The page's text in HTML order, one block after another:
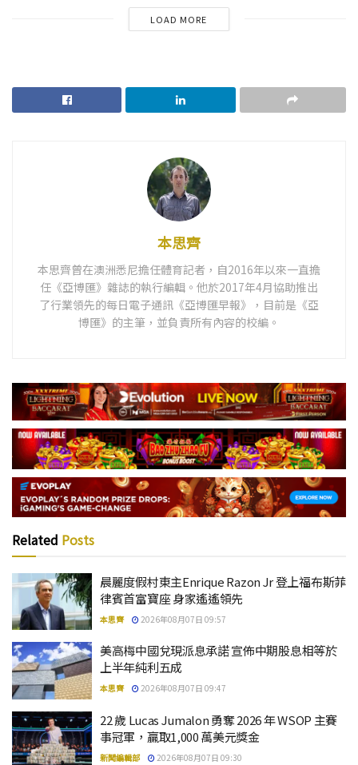
LOAD MORE
本思齊
本思齊曾在澳洲悉尼擔任體育記者，自2016年以來一直擔
任《亞博匯》雜誌的執行編輯。他於2017年4月協助推出
了行業領先的每日電子通訊《亞博匯早報》，目前是《亞
博匯》的主筆，並負責所有內容的校編。
Related Posts
晨麗度假村東主Enrique Razon Jr 登上福布斯菲
律賓首富寶座 身家遙遙領先
本思齊 2026年08月07日 09:57
美高梅中國兌現派息承諾 宣佈中期股息相等於
上半年純利五成
本思齊 2026年08月07日 09:47
22 歲 Lucas Jumalon 勇奪 2026 年 WSOP 主賽
事冠軍，贏取1,000 萬美元獎金
新聞編輯部 2026年08月07日 09:30